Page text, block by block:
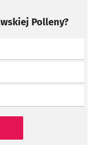
Polleny?